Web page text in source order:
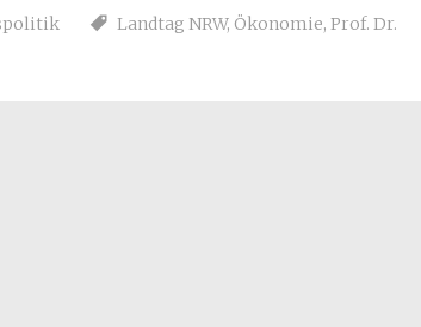
Landtag NRW, Ökonomie, Prof. Dr.